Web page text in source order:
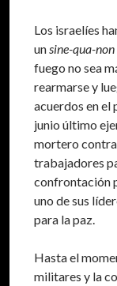
Los israelíes
un sine-qua-non
fuego no sea
rearmarse y
acuerdos en el
junio último
mortero contra
trabajadores
confrontación
uno de sus
para la paz.
Hasta el
militares y la